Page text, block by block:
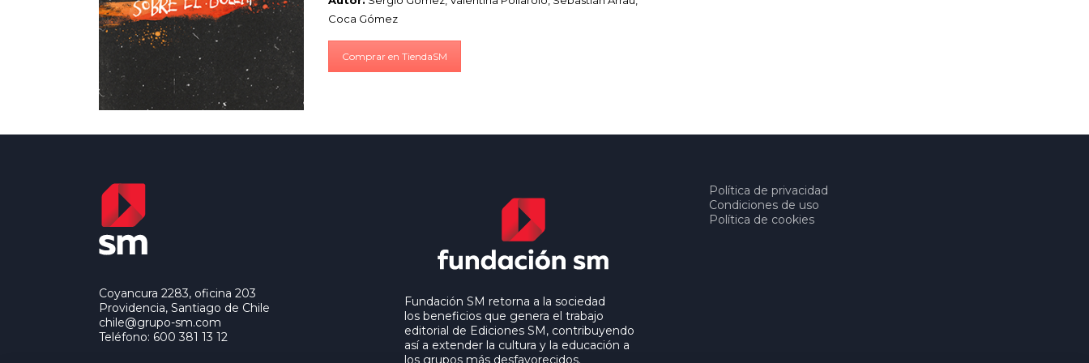
Coca Gómez
Comprar en TiendaSM
Coyancura 2283, oficina 203
Providencia, Santiago de Chile
chile@grupo-sm.com
Teléfono: 600 381 13 12
Fundación SM retorna a la sociedad
los beneficios que genera el trabajo
editorial de Ediciones SM, contribuyendo
así a extender la cultura y la educación a
los grupos más desfavorecidos.
Política de privacidad
Condiciones de uso
Política de cookies